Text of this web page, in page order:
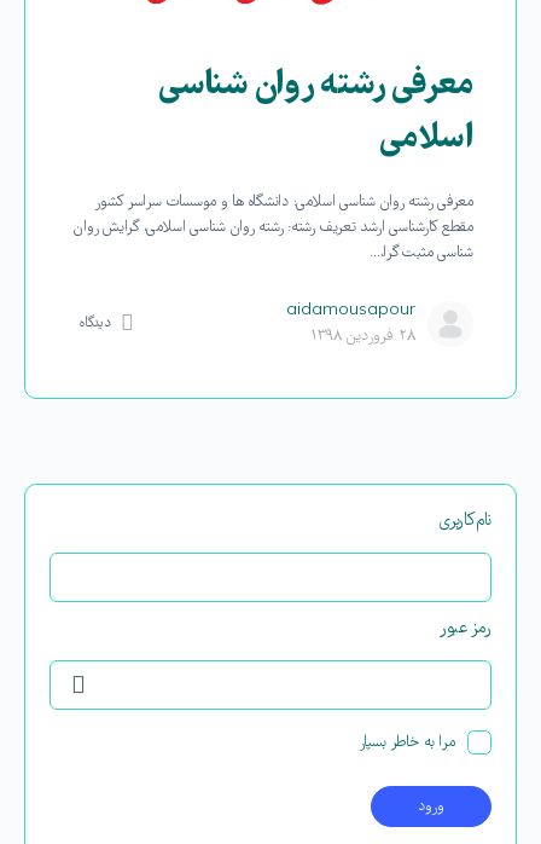
معرفی رشته روان شناسی
اسلامی
معرفی رشته روان شناسی اسلامی: دانشگاه ها و موسسات سراسر کشور
مقطع کارشناسی ارشد تعریف رشته: رشته روان شناسی اسلامی، گرایش روان
شناسی مثبت گرا،…
aidamousapour
۲۸ فروردین ۱۳۹۸
دیدگاه
نام‌کاربری
رمز عبور
مرا به خاطر بسپار